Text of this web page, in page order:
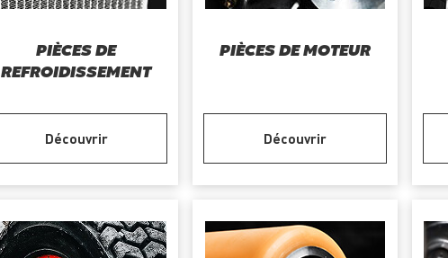
PIÈCES DE
REFROIDISSEMENT
Découvrir
PIÈCES DE MOTEUR
Découvrir